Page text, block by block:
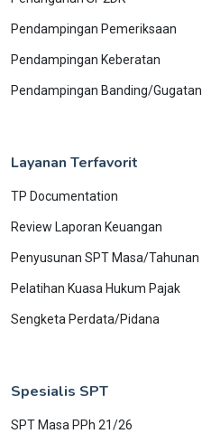
Pendampingan Pemeriksaan
Pendampingan Keberatan
Pendampingan Banding/Gugatan
Layanan Terfavorit
TP Documentation
Review Laporan Keuangan
Penyusunan SPT Masa/Tahunan
Pelatihan Kuasa Hukum Pajak
Sengketa Perdata/Pidana
Spesialis SPT
SPT Masa PPh 21/26